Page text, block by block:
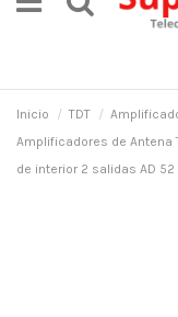
Inicio TDT
Amplificadores de Antena
de interior 2 salidas AD 52